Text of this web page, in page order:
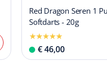
Red Dragon Seren 1
Softdarts - 20g
€ 46,00